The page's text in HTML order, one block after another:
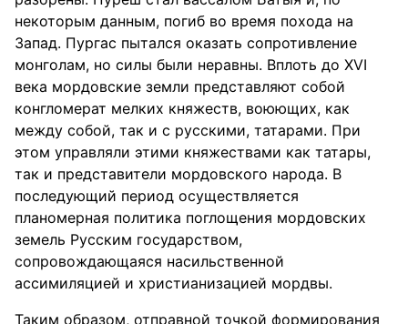
некоторым данным, погиб во время похода на
Запад. Пургас пытался оказать сопротивление
монголам, но силы были неравны. Вплоть до XVI
века мордовские земли представляют собой
конгломерат мелких княжеств, воюющих, как
между собой, так и с русскими, татарами. При
этом управляли этими княжествами как татары,
так и представители мордовского народа. В
последующий период осуществляется
планомерная политика поглощения мордовских
земель Русским государством,
сопровождающаяся насильственной
ассимиляцией и христианизацией мордвы.
Таким образом, отправной точкой формирования